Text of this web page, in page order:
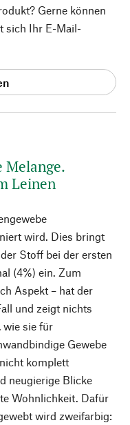
Melange.
Leinen
wird. Dies bringt
Stoff bei der ersten
(4%) ein. Zum
Aspekt – hat der
und zeigt nichts
wie sie für
Gewebe
komplett
neugierige Blicke
Wohnlichkeit. Dafür
wird zweifarbig:
Gerne können
sich Ihr E-Mail-